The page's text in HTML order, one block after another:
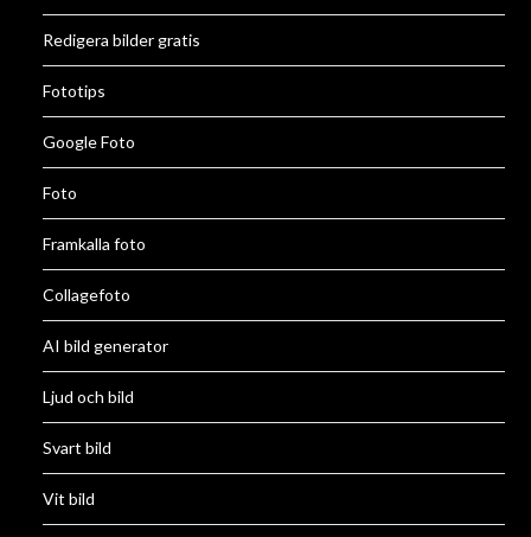
Redigera bilder gratis
Fototips
Google Foto
Foto
Framkalla foto
Collagefoto
AI bild generator
Ljud och bild
Svart bild
Vit bild